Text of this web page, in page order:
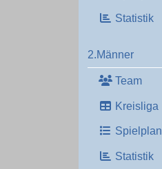
Statistik
2.Männer
Team
Kreisliga
Spielplan
Statistik